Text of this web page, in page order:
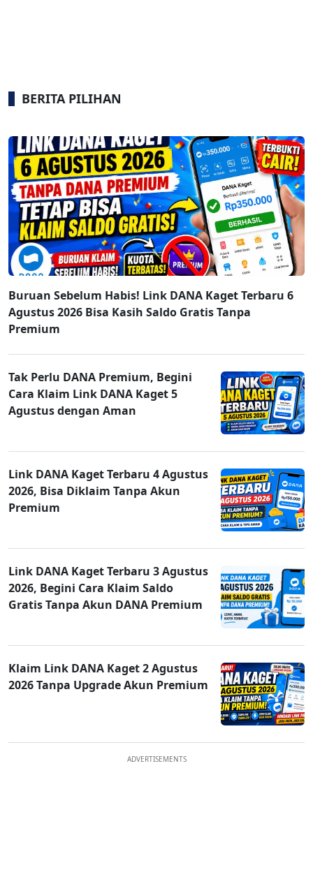
BERITA PILIHAN
Buruan Sebelum Habis! Link DANA Kaget Terbaru 6
Agustus 2026 Bisa Kasih Saldo Gratis Tanpa
Premium
Tak Perlu DANA Premium, Begini
Cara Klaim Link DANA Kaget 5
Agustus dengan Aman
Link DANA Kaget Terbaru 4 Agustus
2026, Bisa Diklaim Tanpa Akun
Premium
Link DANA Kaget Terbaru 3 Agustus
2026, Begini Cara Klaim Saldo
Gratis Tanpa Akun DANA Premium
Klaim Link DANA Kaget 2 Agustus
2026 Tanpa Upgrade Akun Premium
ADVERTISEMENTS